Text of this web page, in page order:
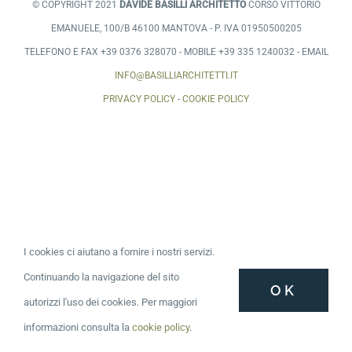
© COPYRIGHT 2021 DAVIDE BASILLI ARCHITETTOCORSO VITTORIO
EMANUELE, 100/B 46100 MANTOVA - P. IVA 01950500205
TELEFONO E FAX +39 0376 328070 - MOBILE +39 335 1240032 - EMAIL
INFO@BASILLIARCHITETTI.IT
PRIVACY POLICY - COOKIE POLICY
I cookies ci aiutano a fornire i nostri servizi.
Continuando la navigazione del sito
autorizzi l'uso dei cookies. Per maggiori
informazioni consulta la cookie policy.
OK